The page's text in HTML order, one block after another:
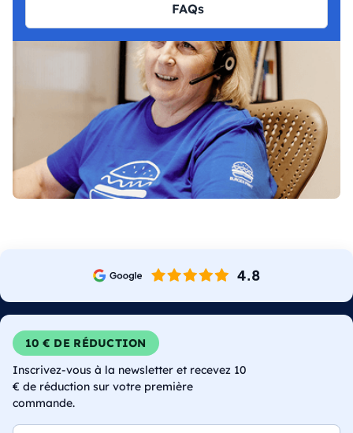
FAQs
10 € DE RÉDUCTION
Inscrivez-vous à la newsletter et recevez 10
€ de réduction sur votre première
commande.
E-mail